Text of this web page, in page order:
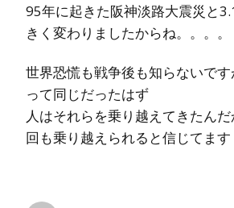
95年に起きた阪神淡路大震災と
きく変わりましたからね。。。。
世界恐慌も戦争後も知らないで
って同じだったはず
人はそれらを乗り越えてきたん
回も乗り越えられると信じてます